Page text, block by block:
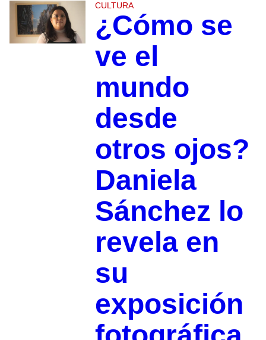
CULTURA
¿Cómo se
ve el
mundo
desde
otros ojos?
Daniela
Sánchez lo
revela en
su
exposición